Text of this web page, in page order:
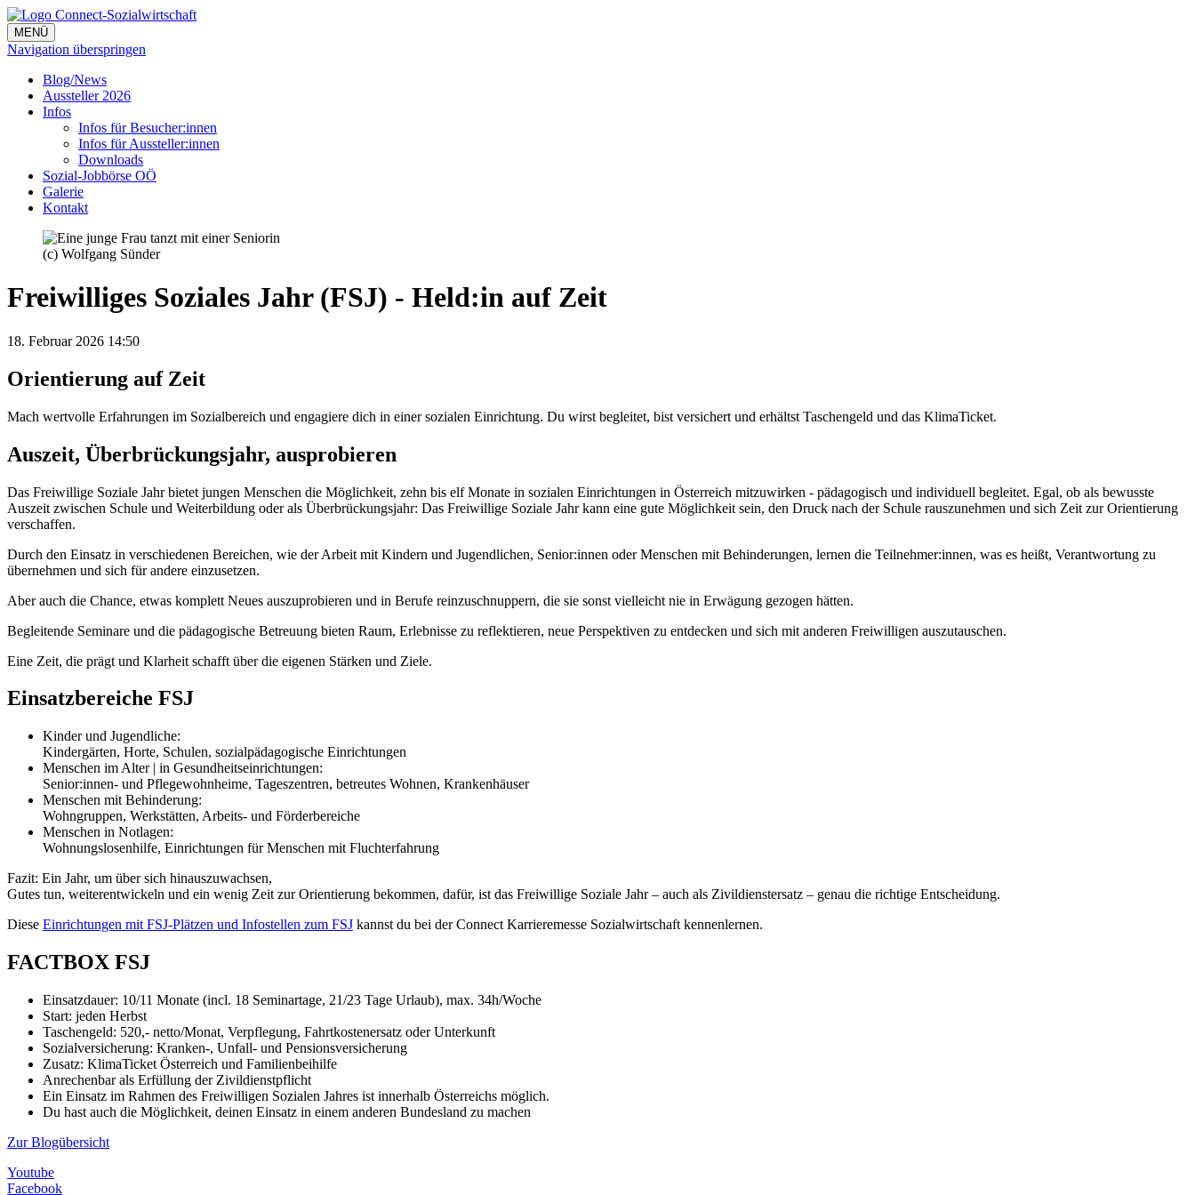
MENÜ
Navigation überspringen
Blog/News
Aussteller 2026
Infos
Infos für Besucher:innen
Infos für Aussteller:innen
Downloads
Sozial-Jobbörse OÖ
Galerie
Kontakt
(c) Wolfgang Sünder
Freiwilliges Soziales Jahr (FSJ) - Held:in auf Zeit
18. Februar 2026 14:50
Orientierung auf Zeit
Mach wertvolle Erfahrungen im Sozialbereich und engagiere dich in einer sozialen Einrichtung. Du wirst begleitet, bist versichert und erhältst Taschengeld und das KlimaTicket.
Auszeit, Überbrückungsjahr, ausprobieren
Das Freiwillige Soziale Jahr bietet jungen Menschen die Möglichkeit, zehn bis elf Monate in sozialen Einrichtungen in Österreich mitzuwirken - pädagogisch und individuell begleitet. Egal, ob als bewusste
Auszeit zwischen Schule und Weiterbildung oder als Überbrückungsjahr: Das Freiwillige Soziale Jahr kann eine gute Möglichkeit sein, den Druck nach der Schule rauszunehmen und sich Zeit zur Orientierung
verschaffen.
Durch den Einsatz in verschiedenen Bereichen, wie der Arbeit mit Kindern und Jugendlichen, Senior:innen oder Menschen mit Behinderungen, lernen die Teilnehmer:innen, was es heißt, Verantwortung zu
übernehmen und sich für andere einzusetzen.
Aber auch die Chance, etwas komplett Neues auszuprobieren und in Berufe reinzuschnuppern, die sie sonst vielleicht nie in Erwägung gezogen hätten.
Begleitende Seminare und die pädagogische Betreuung bieten Raum, Erlebnisse zu reflektieren, neue Perspektiven zu entdecken und sich mit anderen Freiwilligen auszutauschen.
Eine Zeit, die prägt und Klarheit schafft über die eigenen Stärken und Ziele.
Einsatzbereiche FSJ
Kinder und Jugendliche:
Kindergärten, Horte, Schulen, sozialpädagogische Einrichtungen
Menschen im Alter | in Gesundheitseinrichtungen:
Senior:innen- und Pflegewohnheime, Tageszentren, betreutes Wohnen, Krankenhäuser
Menschen mit Behinderung:
Wohngruppen, Werkstätten, Arbeits- und Förderbereiche
Menschen in Notlagen:
Wohnungslosenhilfe, Einrichtungen für Menschen mit Fluchterfahrung
Fazit: Ein Jahr, um über sich hinauszuwachsen,
Gutes tun, weiterentwickeln und ein wenig Zeit zur Orientierung bekommen, dafür, ist das Freiwillige Soziale Jahr – auch als Zivildienstersatz – genau die richtige Entscheidung.
Diese Einrichtungen mit FSJ-Plätzen und Infostellen zum FSJ kannst du bei der Connect Karrieremesse Sozialwirtschaft kennenlernen.
FACTBOX FSJ
Einsatzdauer: 10/11 Monate (incl. 18 Seminartage, 21/23 Tage Urlaub), max. 34h/Woche
Start: jeden Herbst
Taschengeld: 520,- netto/Monat, Verpflegung, Fahrtkostenersatz oder Unterkunft
Sozialversicherung: Kranken-, Unfall- und Pensionsversicherung
Zusatz: KlimaTicket Österreich und Familienbeihilfe
Anrechenbar als Erfüllung der Zivildienstpflicht
Ein Einsatz im Rahmen des Freiwilligen Sozialen Jahres ist innerhalb Österreichs möglich.
Du hast auch die Möglichkeit, deinen Einsatz in einem anderen Bundesland zu machen
Zur Blogübersicht
Youtube
Facebook